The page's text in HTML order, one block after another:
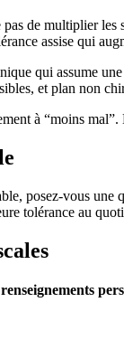
de multiplier
assise qui
qui assume
et plan non
à “moins
posez-vous une
tolérance au